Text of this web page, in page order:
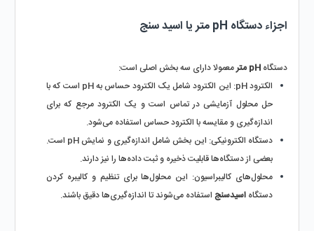
اجزاء دستگاه pH متر یا اسید سنج
دستگاه pH متر
معمولا دارای سه بخش اصلی است:
اندازه‌گیری و مقایسه با الکترود حساس استفاده می‌شود.
بعضی از دستگاه‌ها قابلیت ذخیره و ثبت داده‌ها را نیز دارند.
دستگاه اسیدسنج استفاده می‌شوند تا اندازه‌گیری‌ها دقیق باشند.